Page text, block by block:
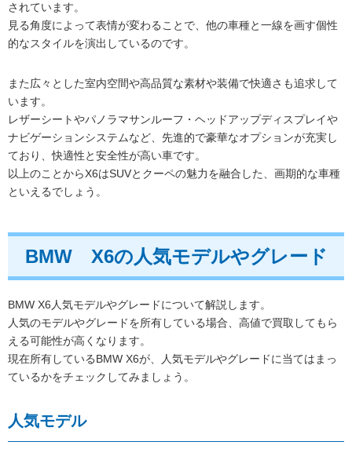
されています。
見る角度によって表情が変わることで、他の車種と一線を画す個性
的なスタイルを演出しているのです。
また広々とした室内空間や高品質な素材や装備で快適さも追求して
います。
レザーシートやパノラマサンルーフ・ヘッドアップディスプレイや
ナビゲーションシステムなど、先進的で豪華なオプションが充実し
ており、快適性と安全性が高い車です。
以上のことからX6はSUVとクーペの魅力を融合した、画期的な車種
といえるでしょう。
BMW X6の人気モデルやグレード
BMW X6人気モデルやグレードについて解説します。
人気のモデルやグレードを所有している場合、高値で買取してもら
える可能性が高くなります。
現在所有しているBMW X6が、人気モデルやグレードに当てはまっ
ているかをチェックしてみましょう。
人気モデル